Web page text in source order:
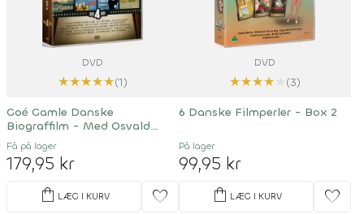
DVD
★★★★★(1)
Goé Gamle Danske
Biograffilm - Med Osvald
Helmuth
Få på lager
179,95 kr
shopping_bag LÆG I KURV favorite
DVD
★★★★
(3)
6 Danske Filmperler - Box 2
På lager
99,95 kr
shopping_bag LÆG I KURV favorite